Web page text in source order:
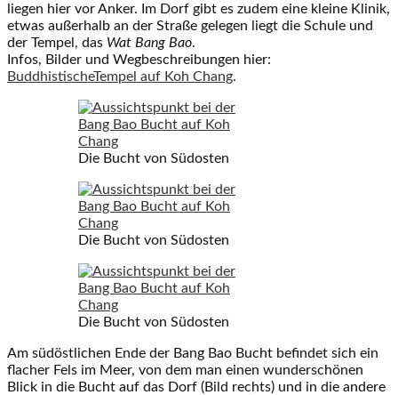
liegen hier vor Anker. Im Dorf gibt es zudem eine kleine Klinik,
etwas außerhalb an der Straße gelegen liegt die Schule und
der Tempel, das Wat Bang Bao.
Infos, Bilder und Wegbeschreibungen hier:
BuddhistischeTempel auf Koh Chang.
Die Bucht von Südosten
Die Bucht von Südosten
Die Bucht von Südosten
Am südöstlichen Ende der Bang Bao Bucht befindet sich ein
flacher Fels im Meer, von dem man einen wunderschönen
Blick in die Bucht auf das Dorf (Bild rechts) und in die andere